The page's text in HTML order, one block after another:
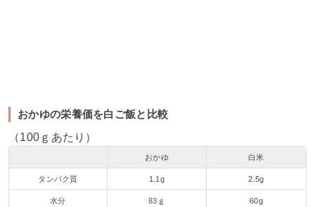
おかゆの栄養価を白ご飯と比較
（100ｇあたり）
おかゆ 白米
タンパク質 1.1g 2.5g
水分 83ｇ 60g